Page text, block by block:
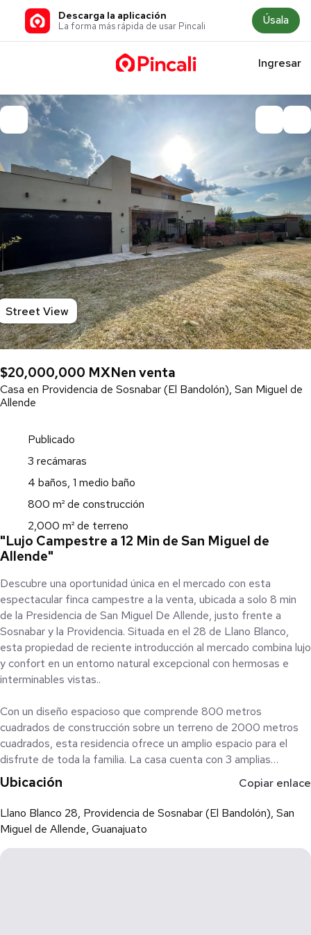
Descarga la aplicación
La forma más rápida de usar Pincali Úsala
Ingresar
Street View
$20,000,000 MXNen venta
Casa en Providencia de Sosnabar (El Bandolón), San Miguel de
Allende
Publicado
3 recámaras
4 baños, 1 medio baño
800 m² de construcción
2,000 m² de terreno
"Lujo Campestre a 12 Min de San Miguel de
Allende"
Descubre una oportunidad única en el mercado con esta
espectacular finca campestre a la venta, ubicada a solo 8 min
de la Presidencia de San Miguel De Allende, justo frente a
Sosnabar y la Providencia. Situada en el 28 de Llano Blanco,
esta propiedad de reciente introducción al mercado combina lujo
y confort en un entorno natural excepcional con hermosas e
interminables vistas..
Con un diseño espacioso que comprende 800 metros
cuadrados de construcción sobre un terreno de 2000 metros
cuadrados, esta residencia ofrece un amplio espacio para el
disfrute de toda la familia. La casa cuenta con 3 amplias
habitaciones, cada una diseñada para maximizar la comodidad y
tranquilidad, además de 5 elegantes baños completos y 2
medios baños adicionales, garantizando así comodidad en cada
rincón de la casa. Los "Ensuite Bathrooms y Wlak-in Closets" de
la recamara principal son individuales, teniendo uno de ellos un
SPA con mesa de masaje y tina de hidromasaje para dos
Ubicación Copiar enlace
Llano Blanco 28, Providencia de Sosnabar (El Bandolón), San
Miguel de Allende, Guanajuato